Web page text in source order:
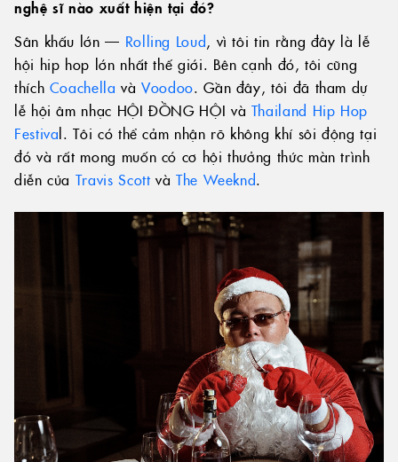
nghệ sĩ nào xuất hiện tại đó?
Sân khấu lớn — Rolling Loud, vì tôi tin rằng đây là lễ
hội hip hop lớn nhất thế giới. Bên cạnh đó, tôi cũng
thích Coachella vàVoodoo. Gần đây, tôi đã tham dự
lễ hội âm nhạc HỘI ĐỒNG HỘI và Thailand Hip Hop
Festival. Tôi có thể cảm nhận rõ không khí sôi động tại
đó và rất mong muốn có cơ hội thưởng thức màn trình
diễn của Travis Scott vàThe Weeknd.